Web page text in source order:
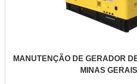
MANUTENÇÃO DE GERADOR
MINAS GERAIS